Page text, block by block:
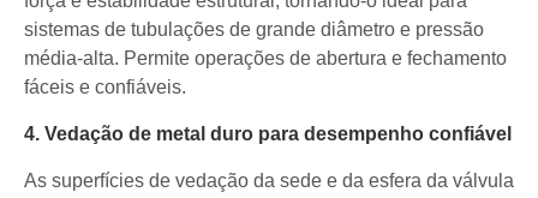
sistemas de tubulações de grande diâmetro e pressão
média-alta. Permite operações de abertura e fechamento
fáceis e confiáveis.
4. Vedação de metal duro para desempenho confiável
As superfícies de vedação da sede e da esfera da válvula